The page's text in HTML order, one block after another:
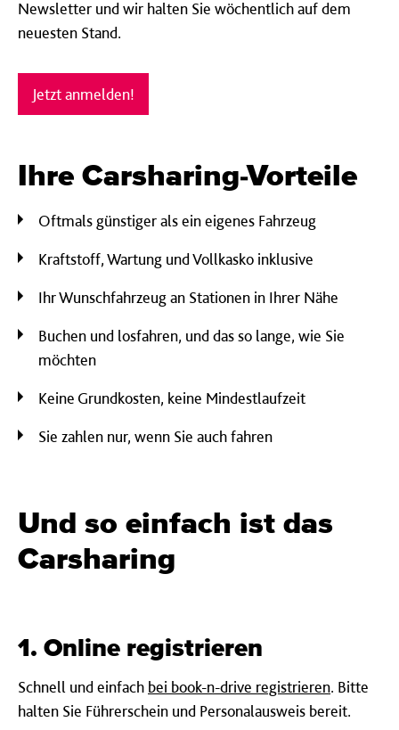
Newsletter und wir halten Sie wöchentlich auf dem
neuesten Stand.
Jetzt anmelden!
Ihre Carsharing-Vorteile
Oftmals günstiger als ein eigenes Fahrzeug
Kraftstoff, Wartung und Vollkasko inklusive
Ihr Wunschfahrzeug an Stationen in Ihrer Nähe
Buchen und losfahren, und das so lange, wie Sie
möchten
Keine Grundkosten, keine Mindestlaufzeit
Sie zahlen nur, wenn Sie auch fahren
Und so einfach ist das
Carsharing
1. Online registrieren
Schnell und einfach bei book-n-drive registrieren. Bitte
halten Sie Führerschein und Personalausweis bereit.